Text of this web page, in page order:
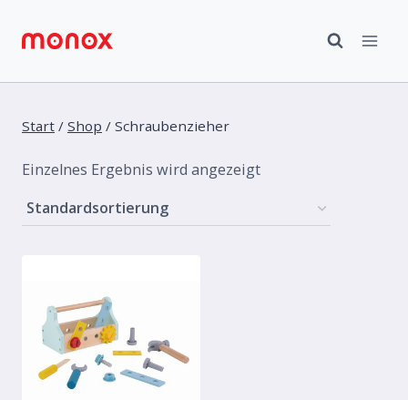
Inhalt
springen
Start / Shop / Schraubenzieher
Einzelnes Ergebnis wird angezeigt